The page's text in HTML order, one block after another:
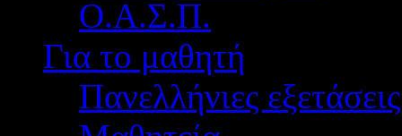
Ο.Α.Σ.Π.
Για το μαθητή
Πανελλήνιες εξετάσεις